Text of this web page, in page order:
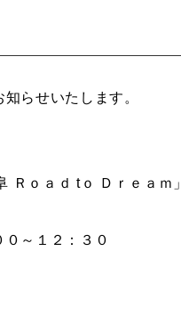
らせいたします。
Ｒｏａｄ tｏ Ｄｒｅａｍ」
０～１２：３０